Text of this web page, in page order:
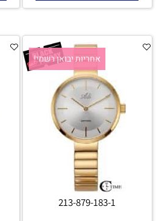
אחריות יבואן רשמי!
213-879-183-1